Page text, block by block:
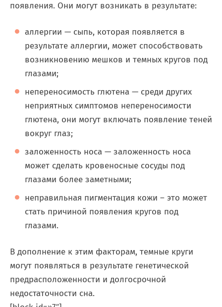
появления. Они могут возникать в результате:
аллергии — сыпь, которая появляется в
результате аллергии, может способствовать
возникновению мешков и темных кругов под
глазами;
непереносимость глютена — среди других
неприятных симптомов непереносимости
глютена, они могут включать появление теней
вокруг глаз;
заложенность носа — заложенность носа
может сделать кровеносные сосуды под
глазами более заметными;
неправильная пигментация кожи – это может
стать причиной появления кругов под
глазами.
В дополнение к этим факторам, темные круги
могут появляться в результате генетической
предрасположенности и долгосрочной
недостаточности сна.